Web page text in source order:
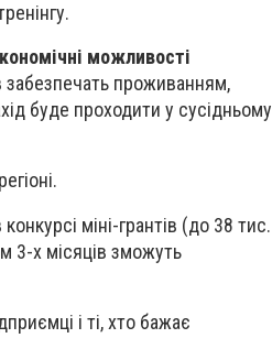
можливості
забезпечать проживанням,
буде проходити у сусідньому
міні-грантів (до 38 тис.
3-х місяців зможуть
і ті, хто бажає